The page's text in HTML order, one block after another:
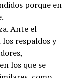
porque en
Ante el
respaldos y
los que se